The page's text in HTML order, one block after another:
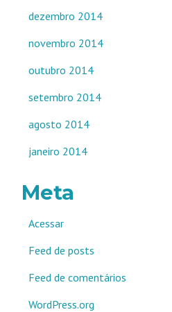
dezembro 2014
novembro 2014
outubro 2014
setembro 2014
agosto 2014
janeiro 2014
Meta
Acessar
Feed de posts
Feed de comentários
WordPress.org